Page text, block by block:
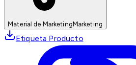
Material de MarketingMarketing
Etiqueta Producto